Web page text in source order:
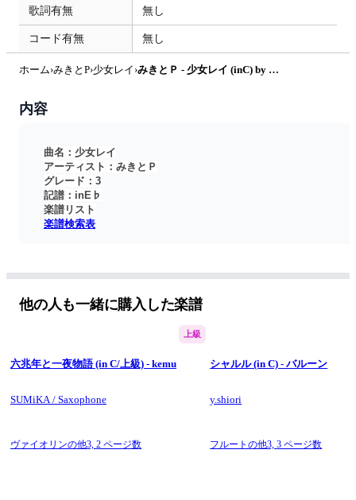
歌詞有無 無し
コード有無 無し
ホーム›みきとP›少女レイ › みきとＰ - 少女レイ (inC) by Nasu☆saxophone
内容
曲名：少女レイ
アーティスト：みきとＰ
グレード：3
記譜：inE♭
楽譜リスト
楽譜検索表
他の人も一緒に購入した楽譜
上級
六兆年と一夜物語 (in C/上級) - kemu
SUMiKA / Saxophone
ヴァイオリンの他3, 2 ページ数
シャルル (in C) - バルーン
y.shiori
フルートの他3,3 ページ数